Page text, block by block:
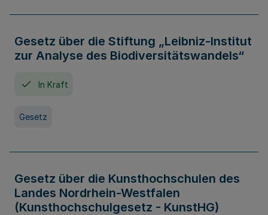
Gesetz über die Stiftung „Leibniz-Institut
zur Analyse des Biodiversitätswandels“
In Kraft
Gesetz
Gesetz über die Kunsthochschulen des
Landes Nordrhein-Westfalen
(Kunsthochschulgesetz - KunstHG)